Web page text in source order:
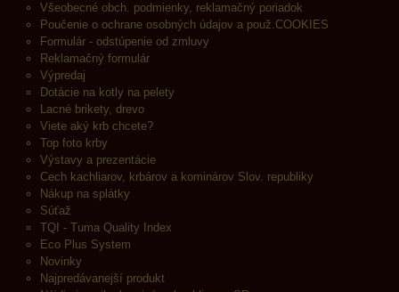
Všeobecné obch. podmienky, reklamačný poriadok
Poučenie o ochrane osobných údajov a použ.COOKIES
Formulár - odstúpenie od zmluvy
Reklamačný formulár
Výpredaj
Dotácie na kotly na pelety
Lacné brikety, drevo
Viete aký krb chcete?
Top foto krby
Výstavy a prezentácie
Cech kachliarov, krbárov a kominárov Slov. republiky
Nákup na splátky
Súťaž
TQI - Tuma Quality Index
Eco Plus System
Novinky
Najpredávanejší produkt